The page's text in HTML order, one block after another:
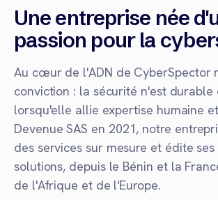
Une entreprise née
passion pour la
Au cœur de l'ADN de CyberSpector
conviction : la sécurité n'est durable
lorsqu'elle allie expertise humaine
Devenue SAS en 2021, notre
des services sur mesure et édite ses
solutions, depuis le Bénin et la
de l'Afrique et de l'Europe.